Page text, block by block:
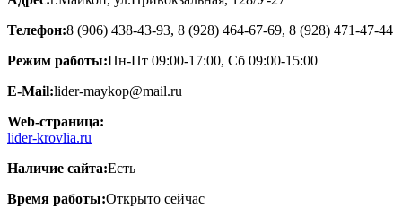
Телефон:8 (906) 438-43-93, 8 (928) 464-67-69, 8 (928) 471-47-44
Режим работы:Пн-Пт 09:00-17:00, Сб 09:00-15:00
E-Mail:lider-maykop@mail.ru
Web-страница:
lider-krovlia.ru
Наличие сайта:Есть
Время работы:Открыто сейчас